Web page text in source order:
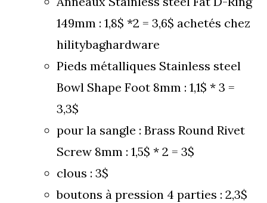
149mm : 1,8$ *2 = 3,6$ achetés chez
hilitybaghardware
Pieds métalliques Stainless steel
Bowl Shape Foot 8mm : 1,1$ * 3 =
3,3$
pour la sangle : Brass Round Rivet
Screw 8mm : 1,5$ * 2 = 3$
clous : 3$
boutons à pression 4 parties : 2,3$